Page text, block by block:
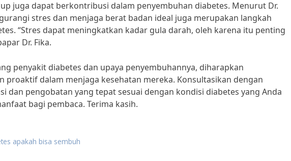
juga dapat berkontribusi dalam penyembuhan diabetes. Menurut Dr.
stres dan menjaga berat badan ideal juga merupakan langkah
“Stres dapat meningkatkan kadar gula darah, oleh karena itu penting
Dr. Fika.
penyakit diabetes dan upaya penyembuhannya, diharapkan
proaktif dalam menjaga kesehatan mereka. Konsultasikan dengan
dan pengobatan yang tepat sesuai dengan kondisi diabetes yang Anda
bagi pembaca. Terima kasih.
apakah bisa sembuh